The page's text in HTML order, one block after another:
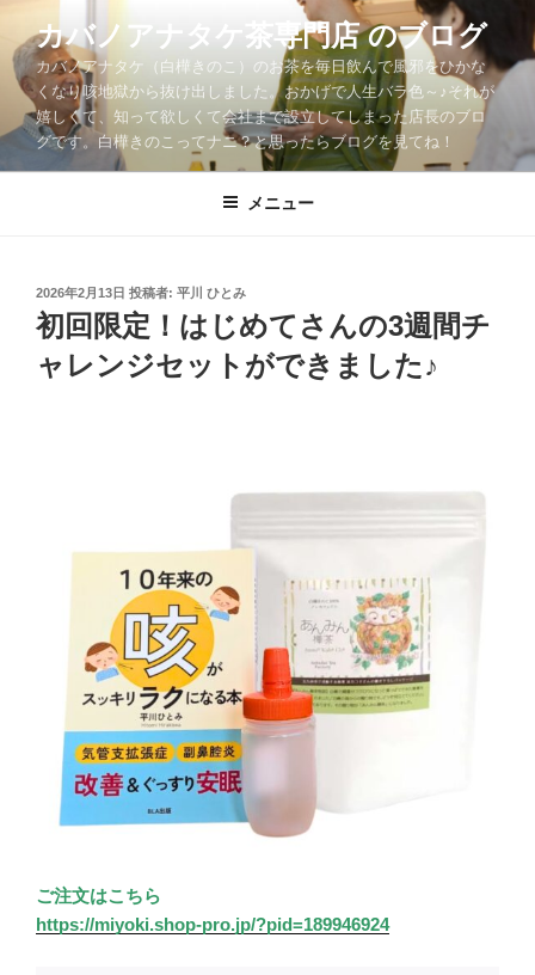
テ
ツ
カバノアナタケ茶専門店 のブログ
カバノアナタケ（白樺きのこ）のお茶を毎日飲んで風邪をひかな
くなり咳地獄から抜け出しました。おかげで人生バラ色～♪それが
嬉しくて、知って欲しくて会社まで設立してしまった店長のブロ
グです。白樺きのこってナニ？と思ったらブログを見てね！
メニュー
投
稿
日:
2026年2月13日 投稿者: 平川 ひとみ
初回限定！はじめてさんの3週間チ
ャレンジセットができました♪
ご注文はこちら
https://miyoki.shop-pro.jp/?pid=189946924